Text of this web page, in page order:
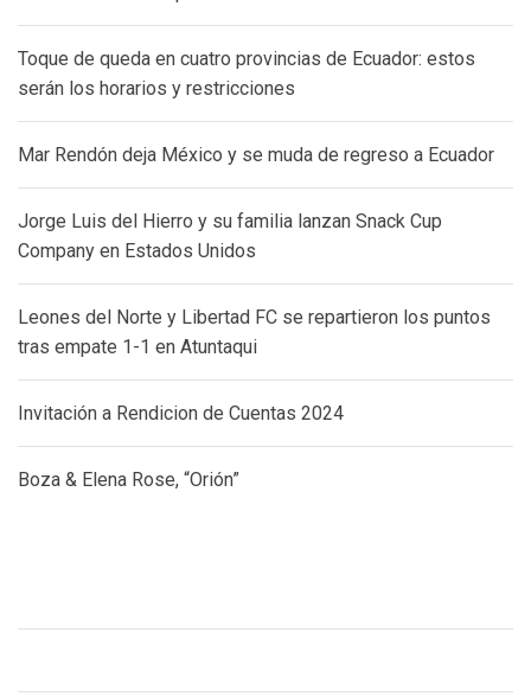
Toque de queda en cuatro provincias de Ecuador: estos
serán los horarios y restricciones
Mar Rendón deja México y se muda de regreso a Ecuador
Jorge Luis del Hierro y su familia lanzan Snack Cup
Company en Estados Unidos
Leones del Norte y Libertad FC se repartieron los puntos
tras empate 1-1 en Atuntaqui
Invitación a Rendicion de Cuentas 2024
Boza & Elena Rose, “Orión”